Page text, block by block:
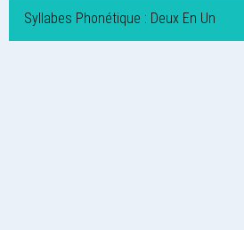
Syllabes Phonétique : Deux En Un